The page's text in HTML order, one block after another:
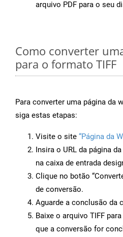
arquivo PDF para o seu
Como converter
para o formato TIFF
Para converter uma página da
siga estas etapas:
Visite o site “Página da
Insira o URL da página
na caixa de entrada
Clique no botão
de conversão.
Aguarde a conclusão da
Baixe o arquivo TIFF
que a conversão for